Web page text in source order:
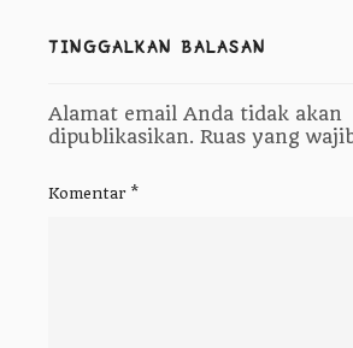
TINGGALKAN BALASAN
Alamat email Anda tidak akan
dipublikasikan. Ruas yang
Komentar *